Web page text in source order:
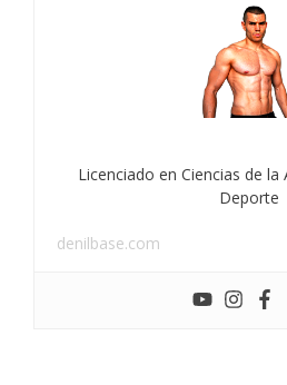
Licenciado en Ciencias de la
Deporte
denilbase.com